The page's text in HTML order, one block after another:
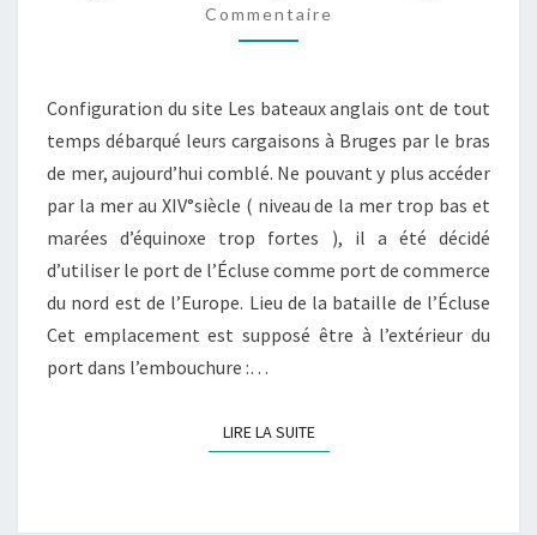
DE
L’ÉCLUSE
Commentaire
Configuration du site Les bateaux anglais ont de tout
temps débarqué leurs cargaisons à Bruges par le bras
de mer, aujourd’hui comblé. Ne pouvant y plus accéder
par la mer au XIV°siècle ( niveau de la mer trop bas et
marées d’équinoxe trop fortes ), il a été décidé
d’utiliser le port de l’Écluse comme port de commerce
du nord est de l’Europe. Lieu de la bataille de l’Écluse
Cet emplacement est supposé être à l’extérieur du
port dans l’embouchure :…
LIRE LA SUITELIRE LA SUITE